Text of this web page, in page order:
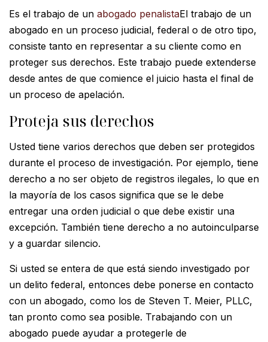
Es el trabajo de un abogado penalistaEl trabajo de un
abogado en un proceso judicial, federal o de otro tipo,
consiste tanto en representar a su cliente como en
proteger sus derechos. Este trabajo puede extenderse
desde antes de que comience el juicio hasta el final de
un proceso de apelación.
Proteja sus derechos
Usted tiene varios derechos que deben ser protegidos
durante el proceso de investigación. Por ejemplo, tiene
derecho a no ser objeto de registros ilegales, lo que en
la mayoría de los casos significa que se le debe
entregar una orden judicial o que debe existir una
excepción. También tiene derecho a no autoinculparse
y a guardar silencio.
Si usted se entera de que está siendo investigado por
un delito federal, entonces debe ponerse en contacto
con un abogado, como los de Steven T. Meier, PLLC,
tan pronto como sea posible. Trabajando con un
abogado puede ayudar a protegerle de